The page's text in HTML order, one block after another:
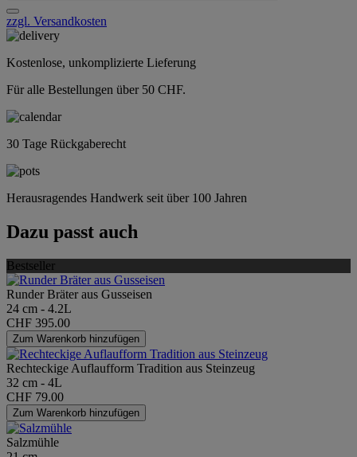
zzgl. Versandkosten
Kostenlose, unkomplizierte Lieferung
Für alle Bestellungen über 50 CHF.
30 Tage Rückgaberecht
Herausragendes Handwerk seit über 100 Jahren
Dazu passt auch
Bestseller
Runder Bräter aus Gusseisen
24 cm - 4.2L
CHF 395.00
Zum Warenkorb hinzufügen
Rechteckige Auflaufform Tradition aus Steinzeug
32 cm - 4L
CHF 79.00
Zum Warenkorb hinzufügen
Salzmühle